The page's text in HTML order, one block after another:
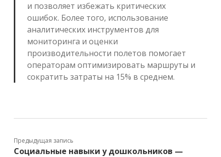
и позволяет избежать критических
ошибок. Более того, использование
аналитических инструментов для
мониторинга и оценки
производительности полетов помогает
операторам оптимизировать маршруты и
сократить затраты на 15% в среднем.
Предыдущая запись
Социальные навыки у дошкольников —